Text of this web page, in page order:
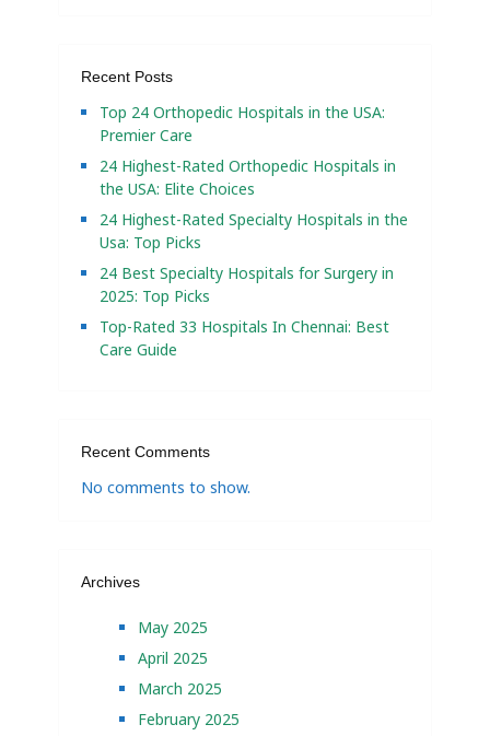
Recent Posts
Top 24 Orthopedic Hospitals in the USA:
Premier Care
24 Highest-Rated Orthopedic Hospitals in
the USA: Elite Choices
24 Highest-Rated Specialty Hospitals in the
Usa: Top Picks
24 Best Specialty Hospitals for Surgery in
2025: Top Picks
Top-Rated 33 Hospitals In Chennai: Best
Care Guide
Recent Comments
No comments to show.
Archives
May 2025
April 2025
March 2025
February 2025